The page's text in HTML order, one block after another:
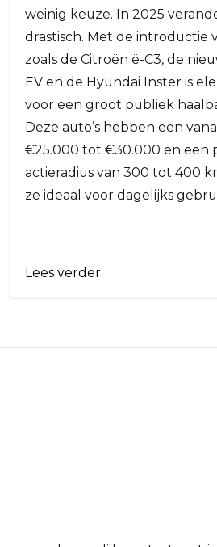
weinig keuze. In 2025
drastisch. Met de introductie
zoals de Citroën ë-C3, de
EV en de Hyundai Inster is
voor een groot publiek
Deze auto’s hebben een
€25.000 tot €30.000 en een
actieradius van 300 tot 400
ze ideaal voor dagelijks
Lees verder